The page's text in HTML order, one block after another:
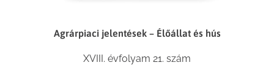
Agrárpiaci jelentések – Élőállat és hús
XVIII. évfolyam 21. szám